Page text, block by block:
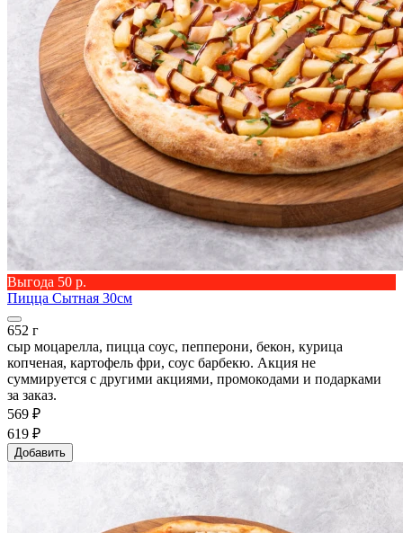
Выгода 50 р.
Пицца Сытная 30см
652 г
сыр моцарелла, пицца соус, пепперони, бекон, курица
копченая, картофель фри, соус барбекю. Акция не
суммируется с другими акциями, промокодами и подарками
за заказ.
569 ₽
619 ₽
Добавить